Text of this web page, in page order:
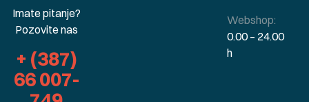
Imate pitanje?
Pozovite nas
+ (387)
66 007-
Webshop:
0.00 – 24.00
h